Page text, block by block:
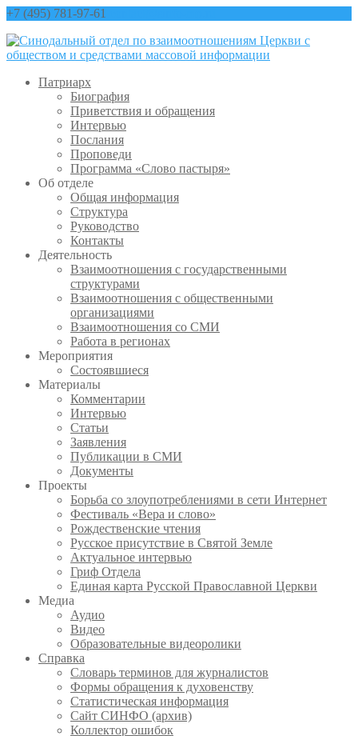
+7 (495) 781-97-61
Патриарх
Биография
Приветствия и обращения
Интервью
Послания
Проповеди
Программа «Слово пастыря»
Об отделе
Общая информация
Структура
Руководство
Контакты
Деятельность
Взаимоотношения с государственными
структурами
Взаимоотношения с общественными
организациями
Взаимоотношения со СМИ
Работа в регионах
Мероприятия
Состоявшиеся
Материалы
Комментарии
Интервью
Статьи
Заявления
Публикации в СМИ
Документы
Проекты
Борьба со злоупотреблениями в сети Интернет
Фестиваль «Вера и слово»
Рождественские чтения
Русское присутствие в Святой Земле
Актуальное интервью
Гриф Отдела
Единая карта Русской Православной Церкви
Медиа
Аудио
Видео
Образовательные видеоролики
Справка
Словарь терминов для журналистов
Формы обращения к духовенству
Статистическая информация
Сайт СИНФО (архив)
Коллектор ошибок